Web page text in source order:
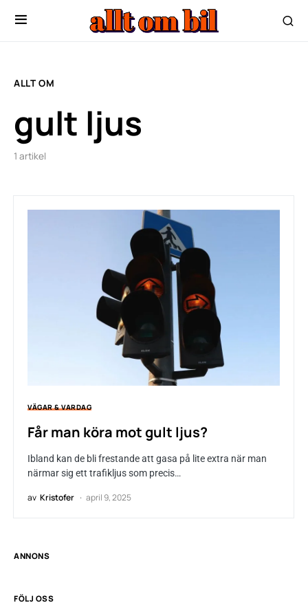
ALLT OM
gult ljus
1 artikel
VÄGAR & VARDAG
Får man köra mot gult ljus?
Ibland kan de bli frestande att gasa på lite extra när man
närmar sig ett trafikljus som precis…
av Kristofer april 9, 2025
ANNONS
FÖLJ OSS